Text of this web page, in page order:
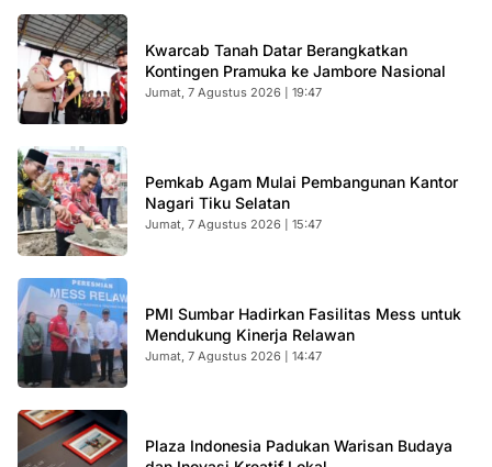
Kwarcab Tanah Datar Berangkatkan
Kontingen Pramuka ke Jambore Nasional
Jumat, 7 Agustus 2026 | 19:47
Pemkab Agam Mulai Pembangunan Kantor
Nagari Tiku Selatan
Jumat, 7 Agustus 2026 | 15:47
PMI Sumbar Hadirkan Fasilitas Mess untuk
Mendukung Kinerja Relawan
Jumat, 7 Agustus 2026 | 14:47
Plaza Indonesia Padukan Warisan Budaya